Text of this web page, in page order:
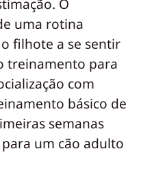
O
uma rotina
filhote a se sentir
treinamento para
com
básico de
semanas
um cão adulto